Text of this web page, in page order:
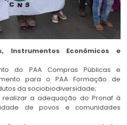
Instrumentos Econômicos e
do PAA Compras Públicas e
para o PAA Formação de
da sociobiodiversidade;
a adequação do Pronaf à
de povos e comunidades